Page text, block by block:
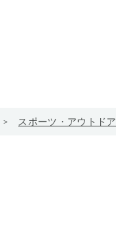
スポーツ・アウトドア